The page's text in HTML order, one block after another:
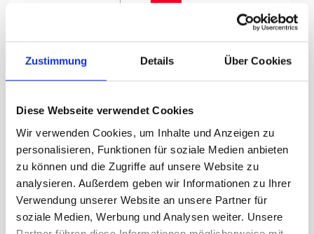
Zustimmung Details Über Cookies
Diese Webseite verwendet Cookies
Wir verwenden Cookies, um Inhalte und Anzeigen zu
personalisieren, Funktionen für soziale Medien anbieten
zu können und die Zugriffe auf unsere Website zu
analysieren. Außerdem geben wir Informationen zu Ihrer
Verwendung unserer Website an unsere Partner für
soziale Medien, Werbung und Analysen weiter. Unsere
Flagge, Kanton bedruckt
Basel Land, 120 x 700 cm,
388.30 CHF